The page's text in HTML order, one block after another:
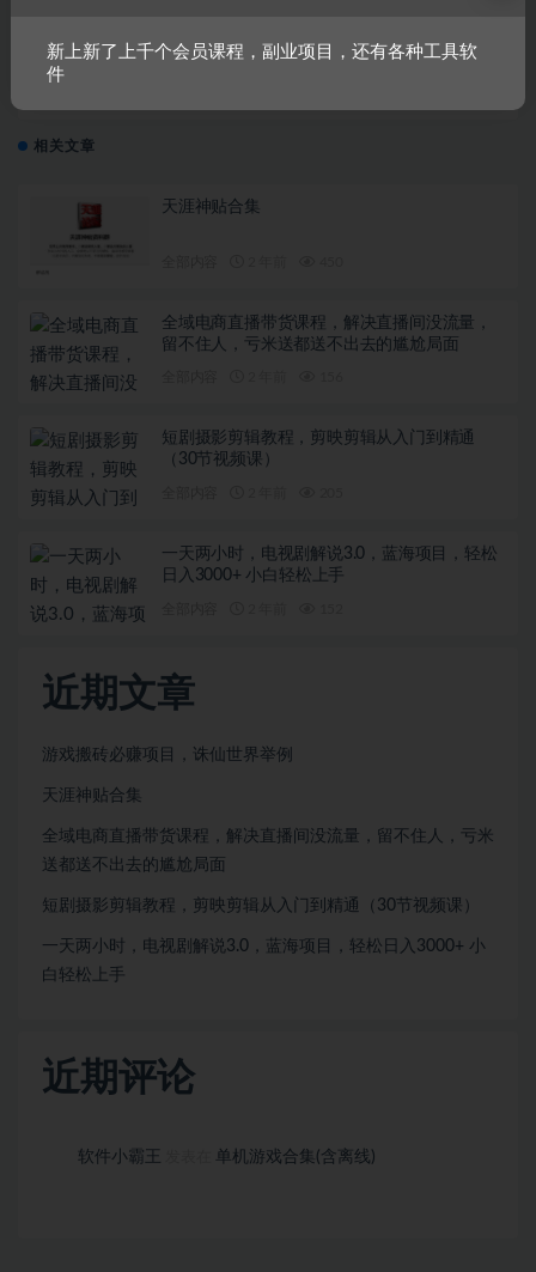
下一篇
相关文章
天涯神贴合集
全域电商直播带货课程，解决直播间没流量，
留不住人，亏米送都送不出去的尴尬局面
短剧摄影剪辑教程，剪映剪辑从入门到精通
（30节视频课）
一天两小时，电视剧解说3.0，蓝海项目，轻松
日入3000+ 小白轻松上手
近期文章
游戏搬砖必赚项目，诛仙世界举例
天涯神贴合集
全域电商直播带货课程，解决直播间没流量，留不住人，亏米
送都送不出去的尴尬局面
短剧摄影剪辑教程，剪映剪辑从入门到精通（30节视频课）
一天两小时，电视剧解说3.0，蓝海项目，轻松日入3000+ 小
白轻松上手
近期评论
软件小霸王 单机游戏合集(含离线)
新上新了上千个会员课程，副业项目，还有各种工具软
件